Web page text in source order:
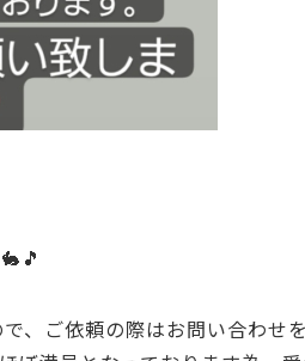
、ご依頼の際はお問い合わせを